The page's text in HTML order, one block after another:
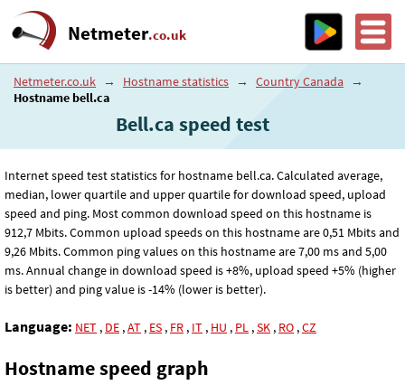
Netmeter.co.uk
Netmeter.co.uk → Hostname statistics → Country Canada →
Hostname bell.ca
Bell.ca speed test
Internet speed test statistics for hostname bell.ca. Calculated average,
median, lower quartile and upper quartile for download speed, upload
speed and ping. Most common download speed on this hostname is
912,7 Mbits. Common upload speeds on this hostname are 0,51 Mbits and
9,26 Mbits. Common ping values on this hostname are 7,00 ms and 5,00
ms. Annual change in download speed is +8%, upload speed +5% (higher
is better) and ping value is -14% (lower is better).
Language: NET , DE ,AT , ES , FR , IT , HU , PL ,SK , RO ,CZ
Hostname speed graph